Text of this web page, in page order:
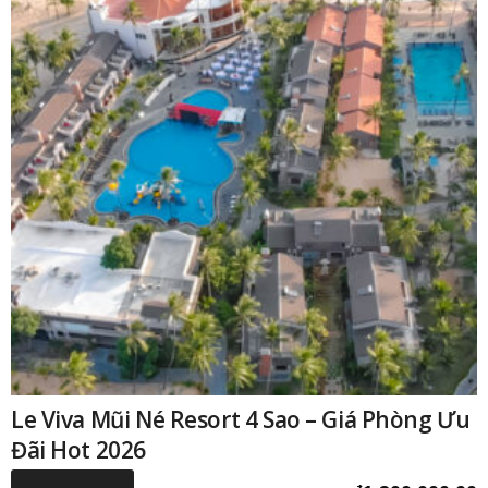
Le Viva Mũi Né Resort 4 Sao – Giá Phòng Ưu
Đãi Hot 2026